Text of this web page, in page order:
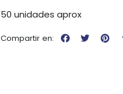
50 unidades aprox
Compartir en: